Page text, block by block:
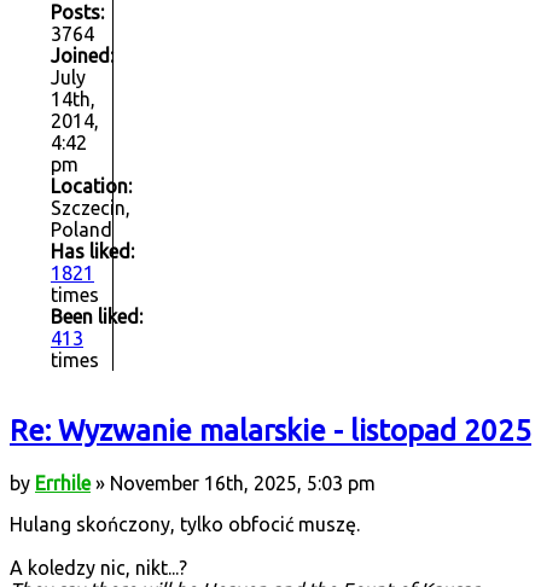
Posts:
3764
Joined:
July
14th,
2014,
4:42
pm
Location:
Szczecin,
Poland
Has liked:
1821
times
Been liked:
413
times
Re: Wyzwanie malarskie - listopad 2025
by Errhile» November 16th, 2025, 5:03 pm
Hulang skończony, tylko obfocić muszę.
A koledzy nic, nikt...?